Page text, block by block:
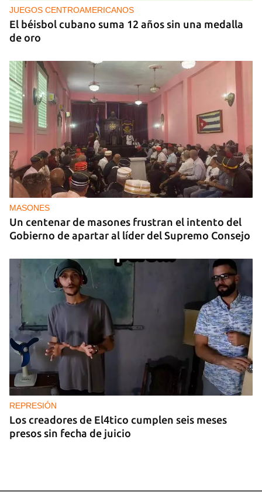
JUEGOS CENTROAMERICANOS
El béisbol cubano suma 12 años sin una medalla
de oro
MASONES
Un centenar de masones frustran el intento del
Gobierno de apartar al líder del Supremo Consejo
REPRESIÓN
Los creadores de El4tico cumplen seis meses
presos sin fecha de juicio